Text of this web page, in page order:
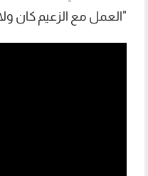
"العمل مع الزعيم كان